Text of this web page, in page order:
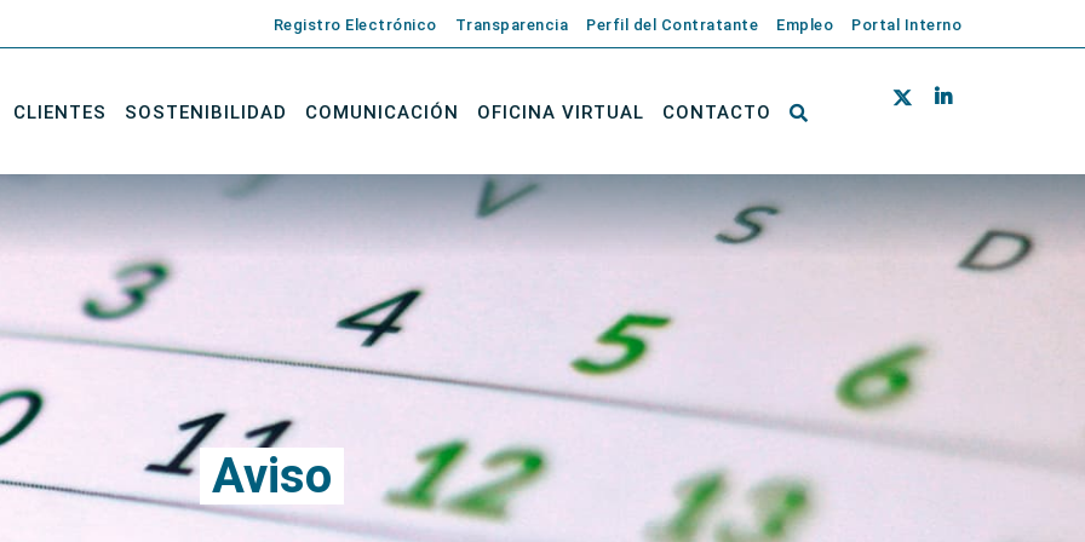
Registro Electrónico Transparencia Perfil del Contratante Empleo Portal Interno
CLIENTES SOSTENIBILIDAD COMUNICACIÓN OFICINA VIRTUAL CONTACTO
Aviso